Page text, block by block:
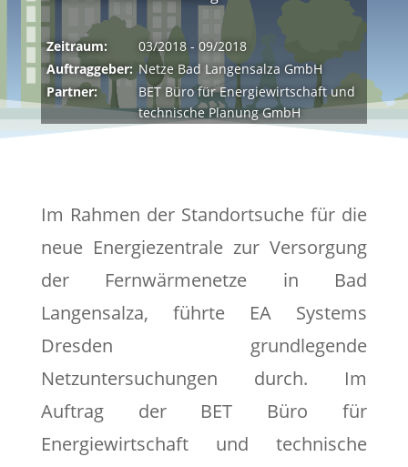
Zeitraum:
03/2018 - 09/2018
Auftraggeber: Netze Bad Langensalza GmbH
Partner:
BET Büro für Energiewirtschaft und
technische Planung GmbH
Im Rahmen der Standortsuche für die
neue Energiezentrale zur Versorgung
der Fernwärmenetze in Bad
Langensalza, führte EA Systems
Dresden grundlegende
Netzuntersuchungen durch. Im
Auftrag der BET Büro für
Energiewirtschaft und technische